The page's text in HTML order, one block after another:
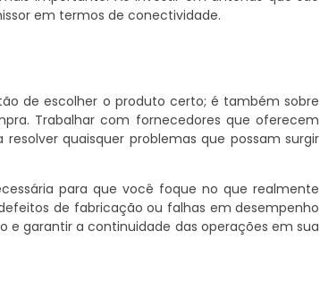
em termos de conectividade.
de escolher o produto certo; é também sobre
Trabalhar com fornecedores que oferecem
quaisquer problemas que possam surgir
para que você foque no que realmente
de fabricação ou falhas em desempenho
garantir a continuidade das operações em sua